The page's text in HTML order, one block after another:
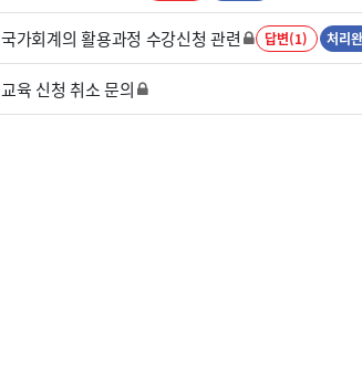
국가회계의 활용과정 수강신청 관련 답변(1) 처리
교육 신청 취소 문의